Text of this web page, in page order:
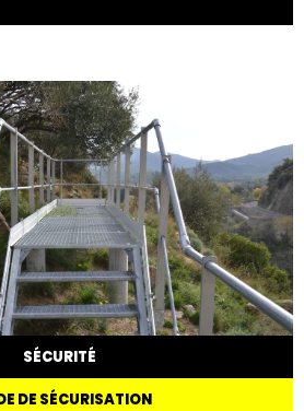
SÉCURITÉ
DE SÉCURISATION